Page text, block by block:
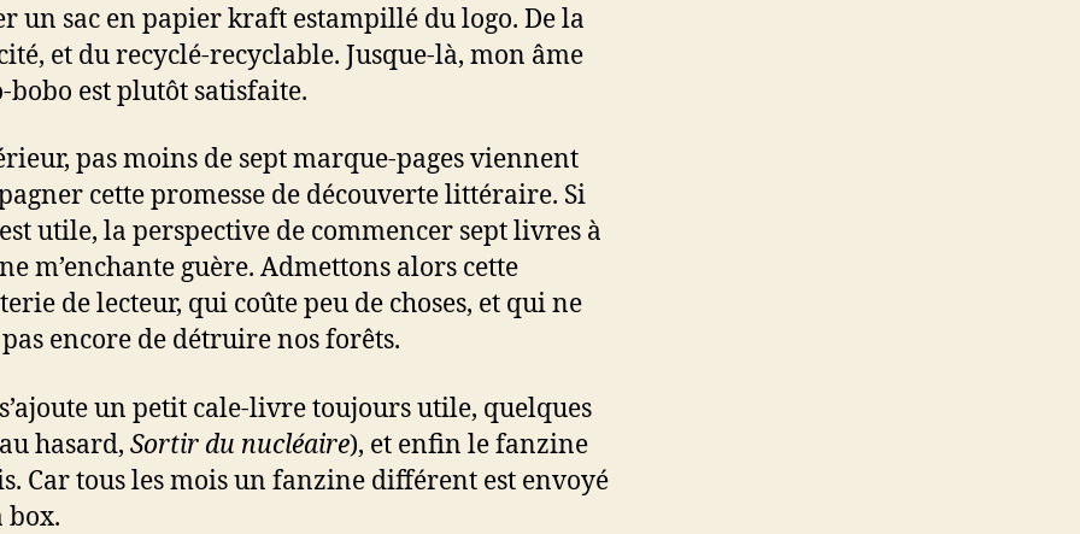
un sac en papier kraft estampillé du logo. De la
et du recyclé-recyclable. Jusque-là, mon âme
bobo est plutôt satisfaite.
pas moins de sept marque-pages viennent
cette promesse de découverte littéraire. Si
utile, la perspective de commencer sept livres à
m’enchante guère. Admettons alors cette
de lecteur, qui coûte peu de choses, et qui ne
encore de détruire nos forêts.
un petit cale-livre toujours utile, quelques
hasard, Sortir du nucléaire), et enfin le fanzine
Car tous les mois un fanzine différent est envoyé
box.